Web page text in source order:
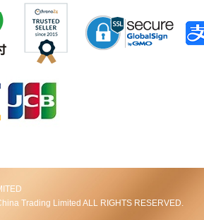
Trading Limited ALL RIGHTS RESERVED.